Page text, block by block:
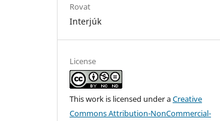
Rovat
Interjúk
License
This work is licensed under aCreative
Commons Attribution-NonCommercial-